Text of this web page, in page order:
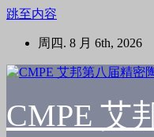
跳至内容
周四. 8 月 6th, 2026
CMPE 艾